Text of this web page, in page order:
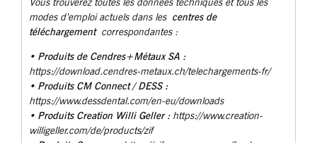
modes d’emploi actuels dans les centres de
téléchargementcorrespondantes :
• Produits de Cendres+Métaux SA :
https://download.cendres-metaux.ch/telechargements-fr/
• Produits CM Connect / DESS :
https://www.dessdental.com/en-eu/downloads
• Produits Creation Willi Geller : https://www.creation-
willigeller.com/de/products/zif